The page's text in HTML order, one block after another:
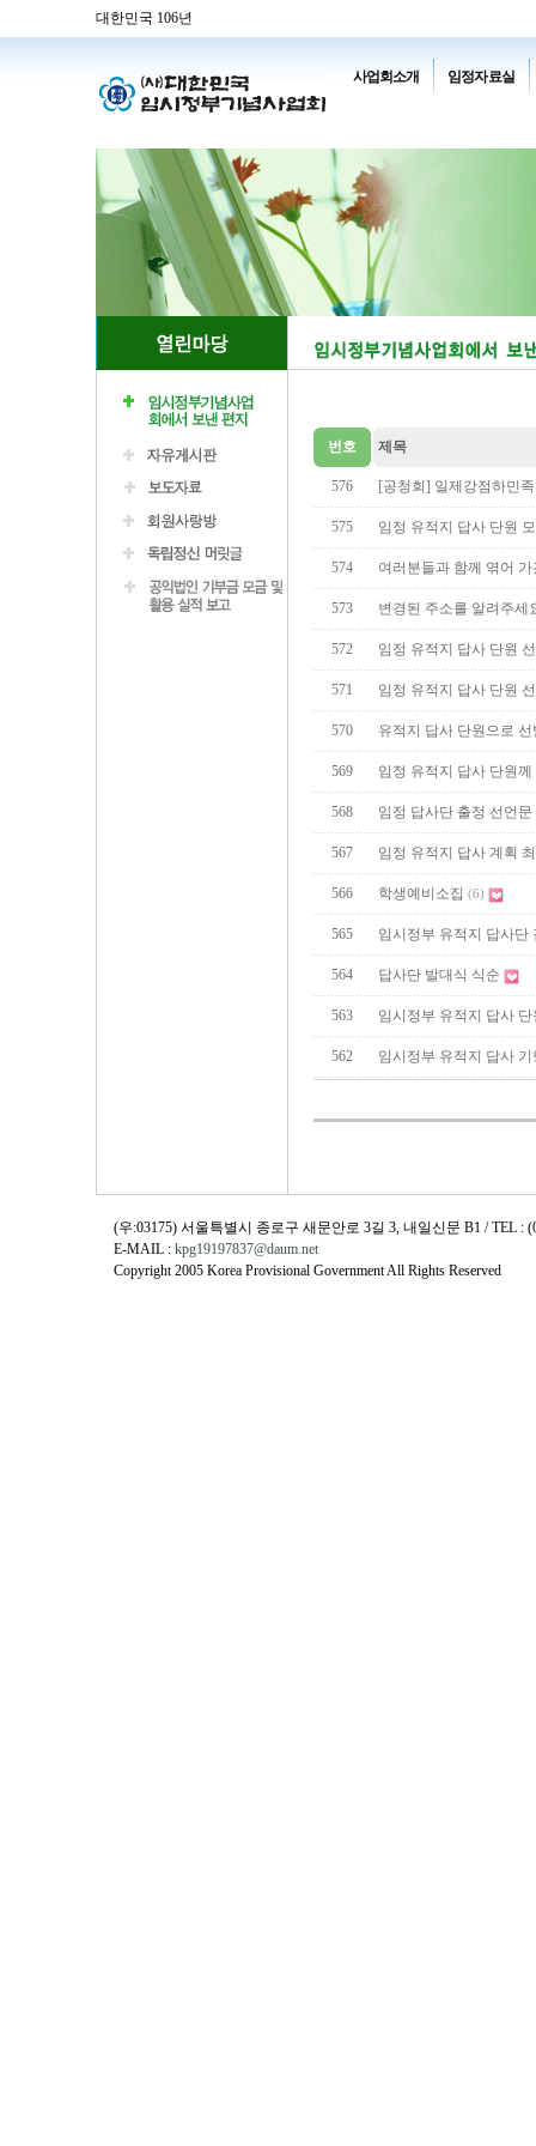
대한민국 106년
사업회소개 임정자료실
번호 제목
576 [공청회] 일제강점하민
575 임정 유적지 답사 단원
574 여러분들과 함께 엮어
573 변경된 주소를 알려주세
572 임정 유적지 답사 단원
571 임정 유적지 답사 단원
570 유적지 답사 단원으로
569 임정 유적지 답사 단원
568 임정 답사단 출정 선언문
567 임정 유적지 답사 계획
566 학생예비소집 (6)
565 임시정부 유적지 답사
564 답사단 발대식 식순
563 임시정부 유적지 답사
562 임시정부 유적지 답사
(우:03175) 서울특별시 종로구 새문안로 3길 3, 내일신문 B1 / TEL :
E-MAIL : kpg19197837@daum.net
Copyright 2005 Korea Provisional Government All Rights Reserved